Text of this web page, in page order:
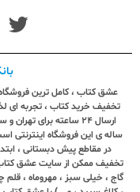
عشق کتاب ، کامل ترین
تخفیف خرید کتاب ، تجربه ای
ارسال ٢٤ ساعته برای
ساله ی این فروشگاه اینترنتی
در مقاطع پیش دبستانی ،
تخفیف ممکن از سایت عشق کتاب
گاج ، خیلی سبز ، مهروماه ، قلم